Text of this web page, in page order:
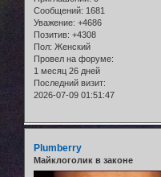
Сообщений: 1681
Уважение: +4686
Позитив: +4308
Пол: Женский
Провел на форуме:
1 месяц 26 дней
Последний визит:
2026-07-09 01:51:47
Plumberry
Майклоголик в законе